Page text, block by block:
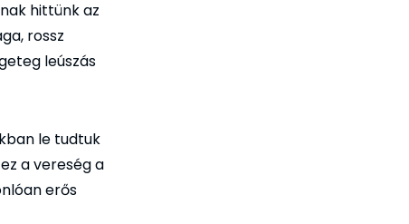
hittünk az
rossz
leúszás
le tudtuk
a vereség a
erős